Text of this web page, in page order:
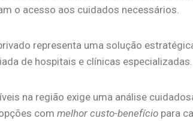
o acesso aos cuidados necessários.
representa uma solução
de hospitais e clínicas especializadas.
na região exige uma análise
com melhor custo-benefício para